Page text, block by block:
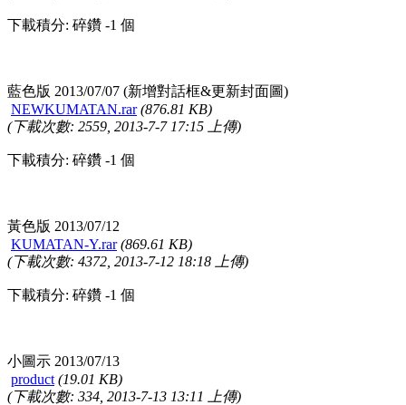
下載積分: 碎鑽 -1 個
藍色版 2013/07/07 (新增對話框&更新封面圖)
NEWKUMATAN.rar (876.81 KB)
(下載次數: 2559, 2013-7-7 17:15 上傳)
下載積分: 碎鑽 -1 個
黃色版 2013/07/12
KUMATAN-Y.rar (869.61 KB)
(下載次數: 4372, 2013-7-12 18:18 上傳)
下載積分: 碎鑽 -1 個
小圖示 2013/07/13
product (19.01 KB)
(下載次數: 334, 2013-7-13 13:11 上傳)